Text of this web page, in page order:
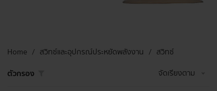
Home สวิทซ์และอุปกรณ์ประหยัดพลังงาน
สวิทซ์
ตัวกรอง
จัดเรียงตาม